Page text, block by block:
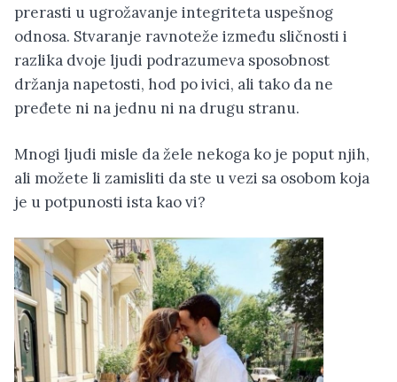
prerasti u ugrožavanje integriteta uspešnog
odnosa. Stvaranje ravnoteže između sličnosti i
razlika dvoje ljudi podrazumeva sposobnost
držanja napetosti, hod po ivici, ali tako da ne
pređete ni na jednu ni na drugu stranu.
Mnogi ljudi misle da žele nekoga ko je poput njih,
ali možete li zamisliti da ste u vezi sa osobom koja
je u potpunosti ista kao vi?